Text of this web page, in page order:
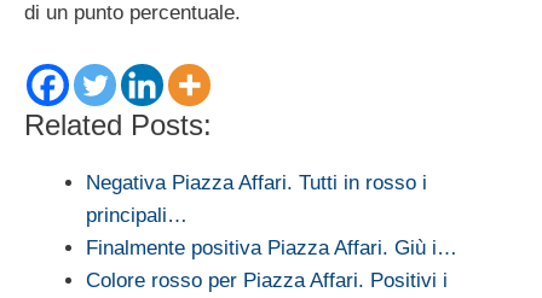
di un punto percentuale.
Related Posts:
Negativa Piazza Affari. Tutti in rosso i
principali…
Finalmente positiva Piazza Affari. Giù i…
Colore rosso per Piazza Affari. Positivi i